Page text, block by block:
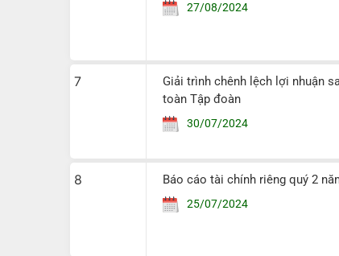
27/08/2024
7
Giải trình chênh lệch lợi nhuận
toàn Tập đoàn
30/07/2024
8 Báo cáo tài chính riêng quý 2
25/07/2024